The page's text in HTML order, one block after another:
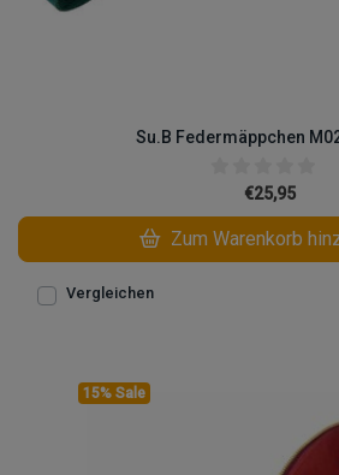
Su.B Federmäppchen
€25,95
Zum Warenkorb
Vergleichen
15% Sale